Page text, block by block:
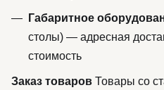
Габаритное
столы) — адресная
стоимость
Заказ товаров Товары со